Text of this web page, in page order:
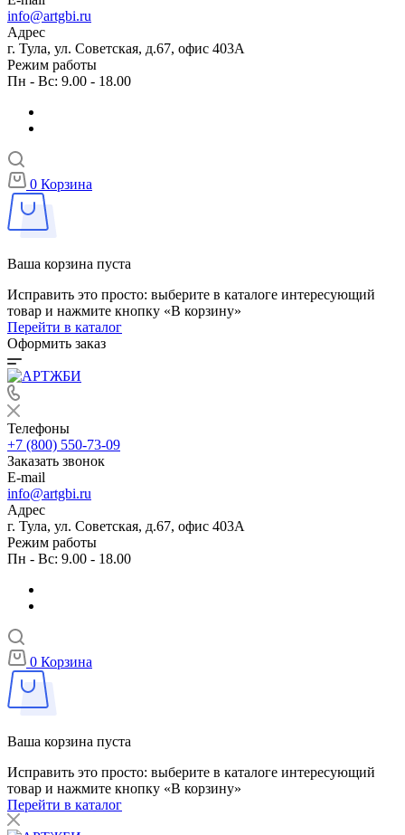
info@artgbi.ru
Адрес
г. Тула, ул. Советская, д.67, офис 403А
Режим работы
Пн - Вс: 9.00 - 18.00
0 Корзина
Ваша корзина пуста
Исправить это просто: выберите в каталоге интересующий
товар и нажмите кнопку «В корзину»
Перейти в каталог
Оформить заказ
Телефоны
+7 (800) 550-73-09
Заказать звонок
E-mail
info@artgbi.ru
Адрес
г. Тула, ул. Советская, д.67, офис 403А
Режим работы
Пн - Вс: 9.00 - 18.00
0 Корзина
Ваша корзина пуста
Исправить это просто: выберите в каталоге интересующий
товар и нажмите кнопку «В корзину»
Перейти в каталог